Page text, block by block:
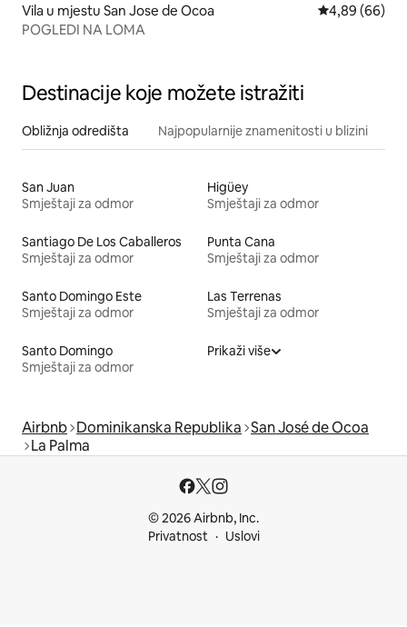
Vila u mjestu San Jose de Ocoa Prosječna
4,89 (66)
POGLEDI NA LOMA
Destinacije koje možete istražiti
Obližnja odredišta Najpopularnije znamenitosti u blizini
San Juan
Smještaji za odmor
Higüey
Smještaji za odmor
Santiago De Los Caballeros
Smještaji za odmor
Punta Cana
Smještaji za odmor
Santo Domingo Este
Smještaji za odmor
Las Terrenas
Smještaji za odmor
Santo Domingo
Smještaji za odmor
Prikaži više
Airbnb Dominikanska Republika San José de Ocoa
La Palma
© 2026 Airbnb, Inc.
Privatnost
Uslovi